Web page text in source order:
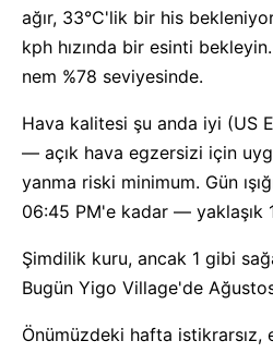
ağır, 33°C'lik bir his
kph hızında bir esinti
nem %78 seviyesinde.
Hava kalitesi şu anda iyi (US
— açık hava egzersizi için
yanma riski minimum. Gün
06:45 PM'e kadar — yaklaşık
Şimdilik kuru, ancak 1 gibi
Bugün Yigo Village'de
Önümüzdeki hafta istikrarsız,